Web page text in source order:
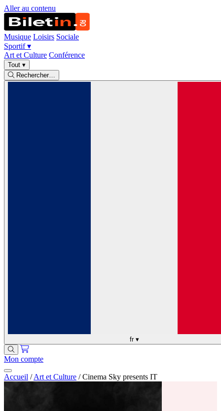
Aller au contenu
Musique Loisirs Sociale
Sportif▾
Art et Culture Conférence
Tout ▾
Rechercher…
fr ▾
Mon compte
Accueil / Art et Culture / Cinema Sky presents IT